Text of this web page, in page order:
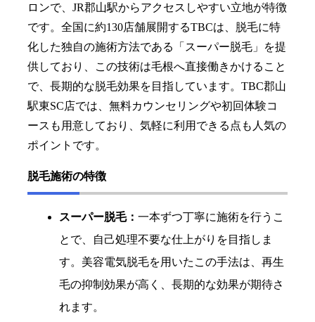
ロンで、JR郡山駅からアクセスしやすい立地が特徴
です。全国に約130店舗展開するTBCは、脱毛に特
化した独自の施術方法である「スーパー脱毛」を提
供しており、この技術は毛根へ直接働きかけること
で、長期的な脱毛効果を目指しています。TBC郡山
駅東SC店では、無料カウンセリングや初回体験コ
ースも用意しており、気軽に利用できる点も人気の
ポイントです。
脱毛施術の特徴
スーパー脱毛： 一本ずつ丁寧に施術を行うこ
とで、自己処理不要な仕上がりを目指しま
す。美容電気脱毛を用いたこの手法は、再生
毛の抑制効果が高く、長期的な効果が期待さ
れます。